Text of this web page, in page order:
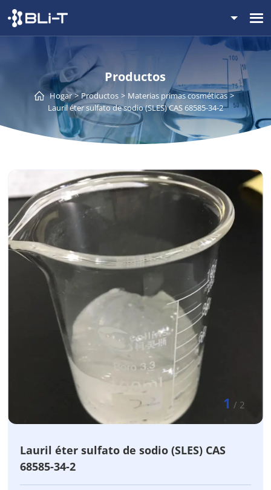
Productos
Hogar Productos
Materias primas cosméticas
Lauril éter sulfato de sodio (SLES) CAS 68585-34-2
1 / 2
Lauril éter sulfato de sodio (SLES) CAS
68585-34-2